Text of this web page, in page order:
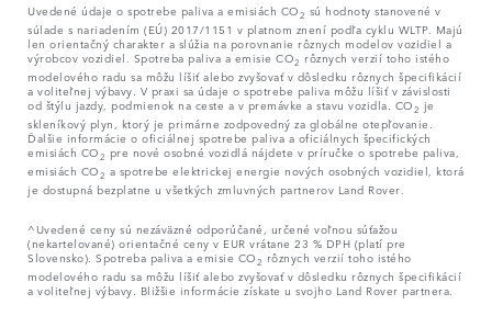
Uvedené údaje o spotrebe paliva a emisiách CO2 sú hodnoty stanovené v
súlade s nariadením (EÚ) 2017/1151 v platnom znení podľa cyklu WLTP. Majú
len orientačný charakter a slúžia na porovnanie rôznych modelov vozidiel a
výrobcov vozidiel. Spotreba paliva a emisie CO2 rôznych verzií toho istého
modelového radu sa môžu líšiť alebo zvyšovať v dôsledku rôznych špecifikácií
a voliteľnej výbavy. V praxi sa údaje o spotrebe paliva môžu líšiť v závislosti
od štýlu jazdy, podmienok na ceste a v premávke a stavu vozidla. CO2 je
skleníkový plyn, ktorý je primárne zodpovedný za globálne otepľovanie.
Ďalšie informácie o oficiálnej spotrebe paliva a oficiálnych špecifických
emisiách CO2 pre nové osobné vozidlá nájdete v príručke o spotrebe paliva,
emisiách CO2 a spotrebe elektrickej energie nových osobných vozidiel, ktorá
je dostupná bezplatne u všetkých zmluvných partnerov Land Rover.
^Uvedené ceny sú nezáväzné odporúčané, určené voľnou súťažou
(nekartelované) orientačné ceny v EUR vrátane 23 % DPH (platí pre
Slovensko). Spotreba paliva a emisie CO2 rôznych verzií toho istého
modelového radu sa môžu líšiť alebo zvyšovať v dôsledku rôznych špecifikácií
a voliteľnej výbavy. Bližšie informácie získate u svojho Land Rover partnera.